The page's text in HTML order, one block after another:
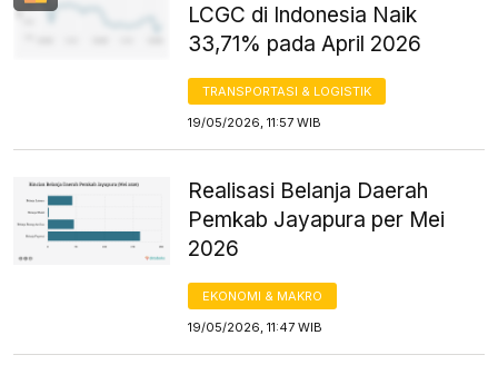
LCGC di Indonesia Naik
33,71% pada April 2026
TRANSPORTASI & LOGISTIK
19/05/2026, 11:57 WIB
Realisasi Belanja Daerah
Pemkab Jayapura per Mei
2026
EKONOMI & MAKRO
19/05/2026, 11:47 WIB